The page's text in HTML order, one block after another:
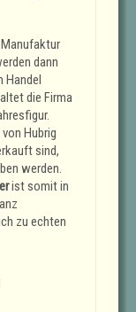
dann
Handel
die Firma
Hubrig
sind,
werden.
ist somit in
zu echten